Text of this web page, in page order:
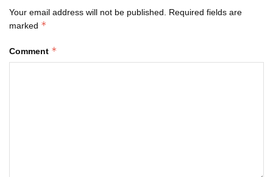
Your email address will not be published. Required fields are
marked *
Comment *